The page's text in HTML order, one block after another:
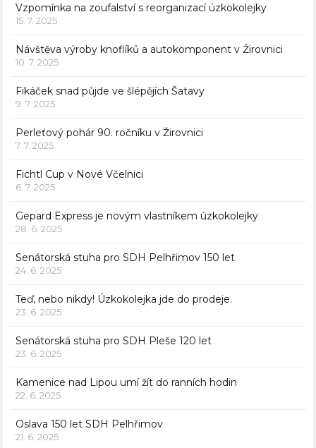
Vzpomínka na zoufalství s reorganizací úzkokolejky
15. 7. 2025
Návštěva výroby knoflíků a autokomponent v Žirovnici
10. 7. 2025
Fikáček snad půjde ve šlépějích Šatavy
9. 7. 2025
Perleťový pohár 90. ročníku v Žirovnici
7. 7. 2025
Fichtl Cup v Nové Včelnici
6. 7. 2025
Gepard Express je novým vlastníkem úzkokolejky
28. 6. 2025
Senátorská stuha pro SDH Pelhřimov 150 let
24. 6. 2025
Teď, nebo nikdy! Úzkokolejka jde do prodeje.
23. 6. 2025
Senátorská stuha pro SDH Pleše 120 let
23. 6. 2025
Kamenice nad Lipou umí žít do ranních hodin
22. 6. 2025
Oslava 150 let SDH Pelhřimov
21. 6. 2025